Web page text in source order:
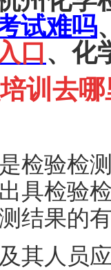
试难吗
口、化
训去
验检测
具检验
结果的
人员应